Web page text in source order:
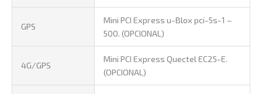
GPS
Mini PCI Express u-Blox pci-5s-1 –
500. (OPCIONAL)
4G/GPS
Mini PCI Express Quectel EC25-E.
(OPCIONAL)